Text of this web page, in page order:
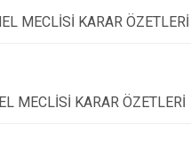
MECLİSİ KARAR ÖZETLERİ
MECLİSİ KARAR ÖZETLERİ